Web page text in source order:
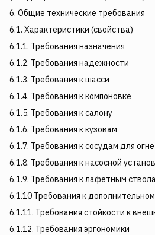
6. Общие технические требования
6.1. Характеристики (свойства)
6.1.1. Требования назначения
6.1.2. Требования надежности
6.1.3. Требования к шасси
6.1.4. Требования к компоновке
6.1.5. Требования к салону
6.1.6. Требования к кузовам
6.1.7. Требования к сосудам для
6.1.8. Требования к насосной
6.1.9. Требования к лафетным
6.1.10 Требования к
6.1.11. Требования стойкости к
6.1.12. Требования эргономики